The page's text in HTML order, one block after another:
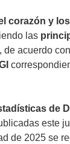
corazón y
las
, de acuerdo
de
este
de 2025 se